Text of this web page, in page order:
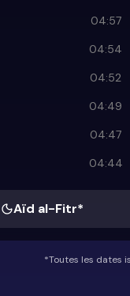
04:57
04:54
04:52
04:49
04:47
04:44
Aïd al-Fitr*
*Toutes les dates